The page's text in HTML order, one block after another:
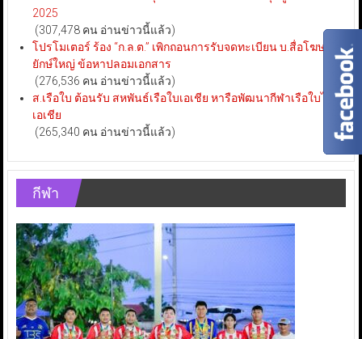
2025
(307,478 คน อ่านข่าวนี้แล้ว)
โปรโมเตอร์ ร้อง “ก.ล.ต.” เพิกถอนการรับจดทะเบียน บ.สื่อโฆษณา
ยักษ์ใหญ่ ข้อหาปลอมเอกสาร
(276,536 คน อ่านข่าวนี้แล้ว)
ส.เรือใบ ต้อนรับ สหพันธ์เรือใบเอเชีย หารือพัฒนากีฬาเรือใบไทย-
เอเชีย
(265,340 คน อ่านข่าวนี้แล้ว)
กีฬา